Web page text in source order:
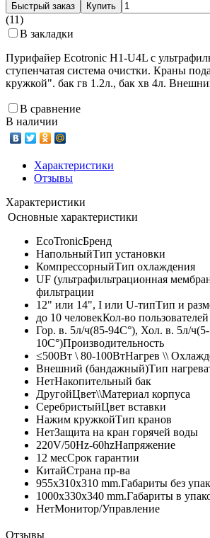
Быстрый заказ Купить
(11)
В закладки
Пурифайер Ecotronic H1-U4L с
ступенчатая система очистки. Краны
кружкой". бак гв 1.2л., бак хв 4л.
В сравнение
В наличии
Характеристики
Отзывы
Характеристики
Основные характеристики
EcoTronicБренд
НапольныйТип установки
КомпрессорныйТип охлаждения
UF (ультрафильтрационная
фильтрации
12" или 14", I или U-типТип и
до 10 человекКол-во пользователей
Гор. в. 5л/ч(85-94C°), Хол. в. 5л/ч(5-
10C°)Производительность
≤500Вт \ 80-100ВтНагрев \\
Внешний (бандажный)Тип
НетНакопительный бак
ДругойЦвет\\Материал корпуса
СеребристыйЦвет вставки
Нажим кружкойТип кранов
НетЗащита на кран горячей воды
220V/50Hz-60hzНапряжение
12 месСрок гарантии
КитайСтрана пр-ва
955x310x310 mm.Габариты без
1000x330x340 mm.Габариты в
НетМонитор/Управление
Отзывы